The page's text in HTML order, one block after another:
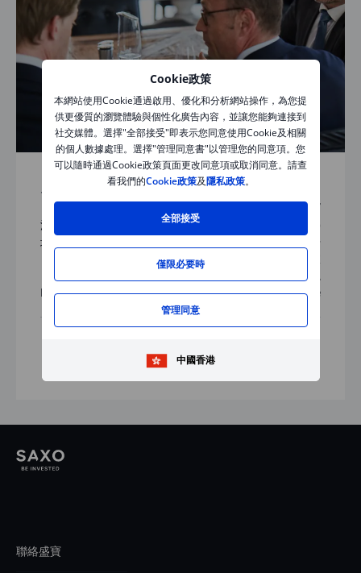
Cookie政策
本網站使用Cookie通過啟用、優化和分析網站操作，為您提
供更優質的瀏覽體驗與個性化廣告內容，並讓您能夠連接到
社交媒體。選擇"全部接受"即表示您同意使用Cookie及相關
的個人數據處理。選擇"管理同意書"以管理您的同意項。您
可以隨時通過Cookie政策頁面更改同意項或取消同意。請查
看我們的Cookie政策及隱私政策。
全部接受
僅限必要時
管理同意
中國香港
日期:
08 12月 2017
活動時間:
地點:
香港中環干諾道中50號中國農業銀行
大廈12樓1201-1202 室
Price:
Free
聯絡盛寶